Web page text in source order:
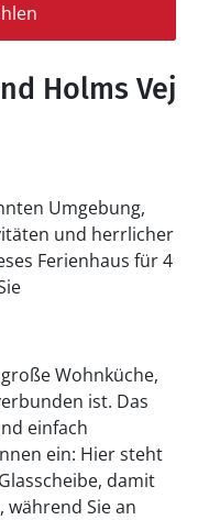
Holms Vej
Umgebung,
und herrlicher
Ferienhaus für 4
Wohnküche,
ist. Das
einfach
ein: Hier steht
damit
während Sie an